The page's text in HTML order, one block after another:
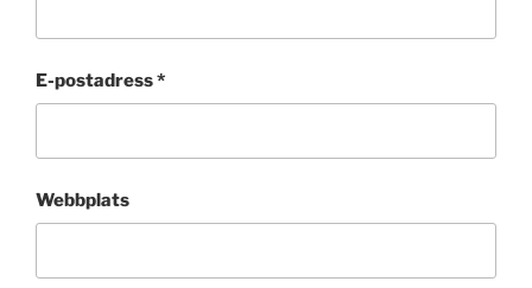
E-postadress*
Webbplats